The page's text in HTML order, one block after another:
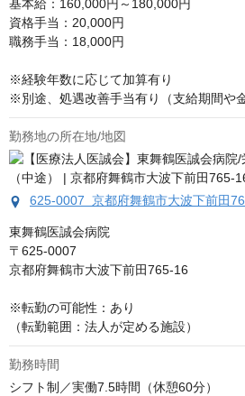
基本給：160,000円～180,000円
資格手当：20,000円
職務手当：18,000円
※経験年数に応じて加算有り
※別途、処遇改善手当有り（支給期間や
勤務地の所在地/地図
625-0007 京都府舞鶴市大波下前田
東舞鶴医誠会病院
〒625-0007
京都府舞鶴市大波下前田765-16
※転勤の可能性：あり
（転勤範囲：法人が定める施設）
勤務時間
シフト制／実働7.5時間（休憩60分）